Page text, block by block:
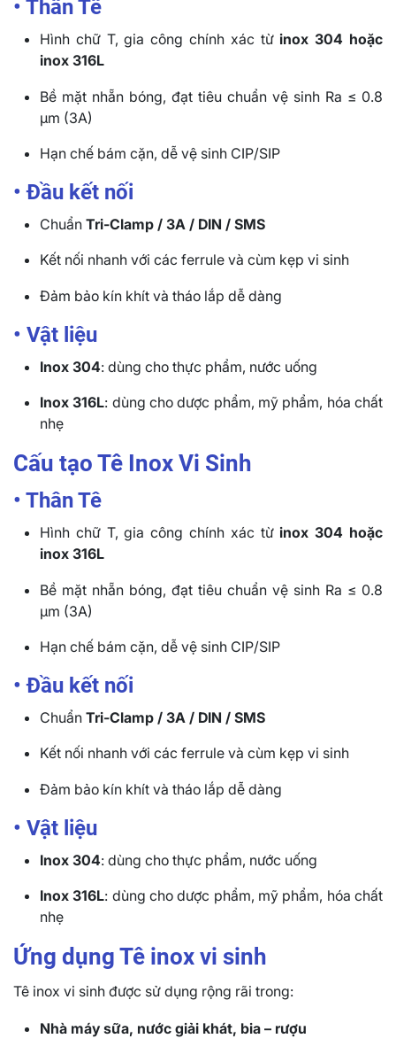
• Thân Tê
Hình chữ T, gia công chính xác từ inox 304 hoặc
inox 316L
Bề mặt nhẵn bóng, đạt tiêu chuẩn vệ sinh Ra ≤ 0.8
µm (3A)
Hạn chế bám cặn, dễ vệ sinh CIP/SIP
• Đầu kết nối
Chuẩn Tri-Clamp / 3A / DIN / SMS
Kết nối nhanh với các ferrule và cùm kẹp vi sinh
Đảm bảo kín khít và tháo lắp dễ dàng
• Vật liệu
Inox 304: dùng cho thực phẩm, nước uống
Inox 316L: dùng cho dược phẩm, mỹ phẩm, hóa chất
nhẹ
Cấu tạo Tê Inox Vi Sinh
• Thân Tê
Hình chữ T, gia công chính xác từ inox 304 hoặc
inox 316L
Bề mặt nhẵn bóng, đạt tiêu chuẩn vệ sinh Ra ≤ 0.8
µm (3A)
Hạn chế bám cặn, dễ vệ sinh CIP/SIP
• Đầu kết nối
Chuẩn Tri-Clamp / 3A / DIN / SMS
Kết nối nhanh với các ferrule và cùm kẹp vi sinh
Đảm bảo kín khít và tháo lắp dễ dàng
• Vật liệu
Inox 304: dùng cho thực phẩm, nước uống
Inox 316L: dùng cho dược phẩm, mỹ phẩm, hóa chất
nhẹ
Ứng dụng Tê inox vi sinh
Tê inox vi sinh được sử dụng rộng rãi trong:
Nhà máy sữa, nước giải khát, bia – rượu